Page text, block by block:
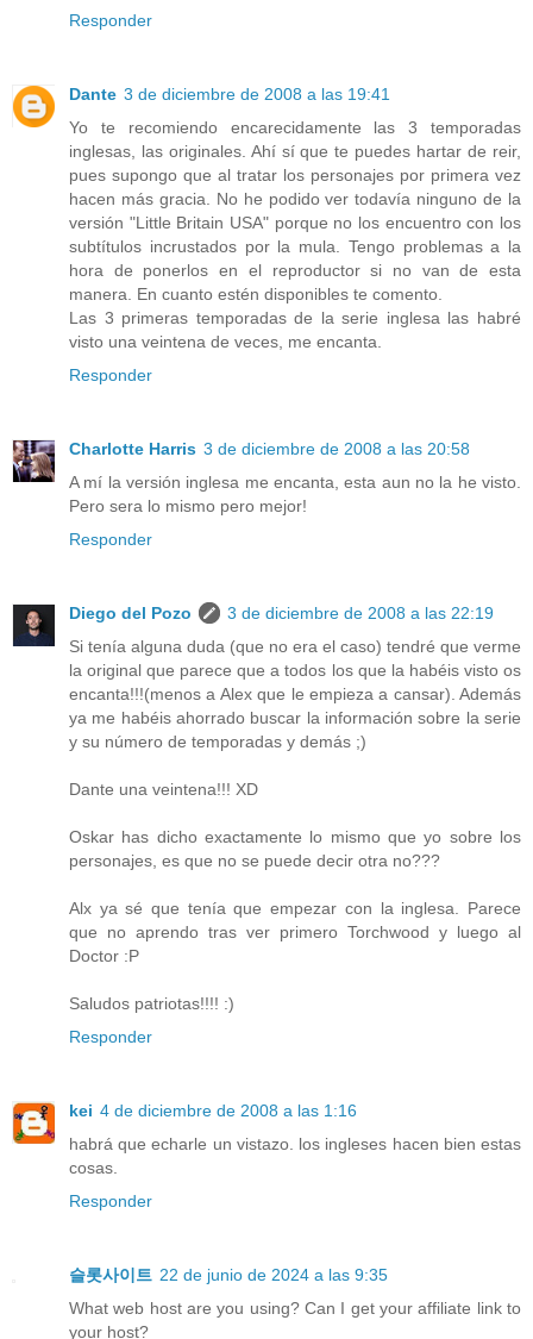
Responder
Dante 3 de diciembre de 2008 a las 19:41
Yo te recomiendo encarecidamente las 3 temporadas
inglesas, las originales. Ahí sí que te puedes hartar de reir,
pues supongo que al tratar los personajes por primera vez
hacen más gracia. No he podido ver todavía ninguno de la
versión "Little Britain USA" porque no los encuentro con los
subtítulos incrustados por la mula. Tengo problemas a la
hora de ponerlos en el reproductor si no van de esta
manera. En cuanto estén disponibles te comento.
Las 3 primeras temporadas de la serie inglesa las habré
visto una veintena de veces, me encanta.
Responder
Charlotte Harris 3 de diciembre de 2008 a las 20:58
A mí la versión inglesa me encanta, esta aun no la he visto.
Pero sera lo mismo pero mejor!
Responder
Diego del Pozo
3 de diciembre de 2008 a las 22:19
Si tenía alguna duda (que no era el caso) tendré que verme
la original que parece que a todos los que la habéis visto os
encanta!!!(menos a Alex que le empieza a cansar). Además
ya me habéis ahorrado buscar la información sobre la serie
y su número de temporadas y demás ;)
Dante una veintena!!! XD
Oskar has dicho exactamente lo mismo que yo sobre los
personajes, es que no se puede decir otra no???
Alx ya sé que tenía que empezar con la inglesa. Parece
que no aprendo tras ver primero Torchwood y luego al
Doctor :P
Saludos patriotas!!!! :)
Responder
kei 4 de diciembre de 2008 a las 1:16
habrá que echarle un vistazo. los ingleses hacen bien estas
cosas.
Responder
슬롯사이트 22 de junio de 2024 a las 9:35
What web host are you using? Can I get your affiliate link to
your host?